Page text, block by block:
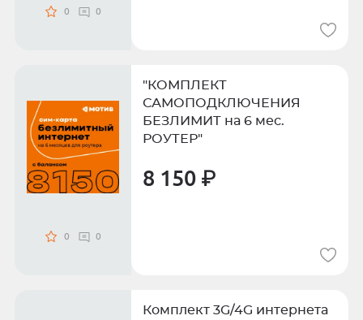
0 0
0 0
"КОМПЛЕКТ
САМОПОДКЛЮЧЕНИЯ
БЕЗЛИМИТ на 6 мес.
РОУТЕР"
8 150 ₽
Комплект 3G/4G интернета